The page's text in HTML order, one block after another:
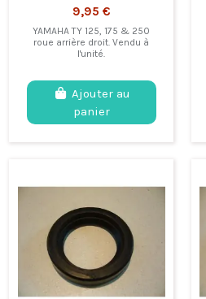
9,95 €
YAMAHA TY 125, 175 & 250
roue arrière droit. Vendu à
l'unité.
Ajouter au
panier